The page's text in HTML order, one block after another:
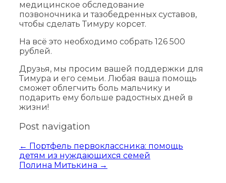
медицинское обследование
позвоночника и тазобедренных суставов,
чтобы сделать Тимуру корсет.
На всё это необходимо собрать 126 500
рублей.
Друзья, мы просим вашей поддержки для
Тимура и его семьи. Любая ваша помощь
сможет облегчить боль мальчику и
подарить ему больше радостных дней в
жизни!
Post navigation
← Портфель первоклассника: помощь
детям из нуждающихся семей
Полина Митькина →